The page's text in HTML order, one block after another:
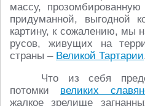
массу,
придуманной, выгодной
картину, к сожалению, мы
русов, живущих на
страны – Великой Тартарии
Что из себя
потомки великих
жалкое зрелище